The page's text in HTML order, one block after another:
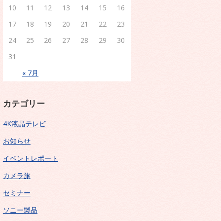
« 7月
10 11 12 13 14 15
16
17
18 19 20 21 22
23
24
25 26 27 28 29
30
31
カテゴリー
4K液晶テレビ
お知らせ
イベントレポート
カメラ旅
セミナー
ソニー製品